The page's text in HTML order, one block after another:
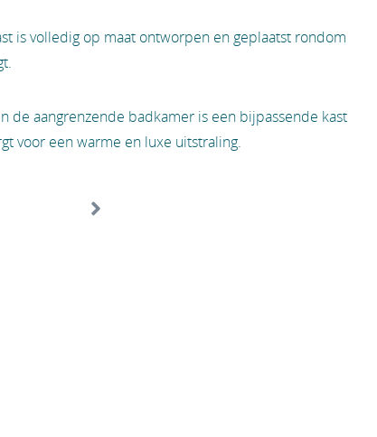
is volledig op maat ontworpen en geplaatst rondom
de aangrenzende badkamer is een bijpassende kast
voor een warme en luxe uitstraling.